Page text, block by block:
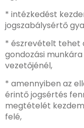
* intézkedést
jogszabálysértő
* észrevételt tehet
gondozási
vezetőjénél,
* amennyiben az
érintő jogsértés
megtételét
felé,